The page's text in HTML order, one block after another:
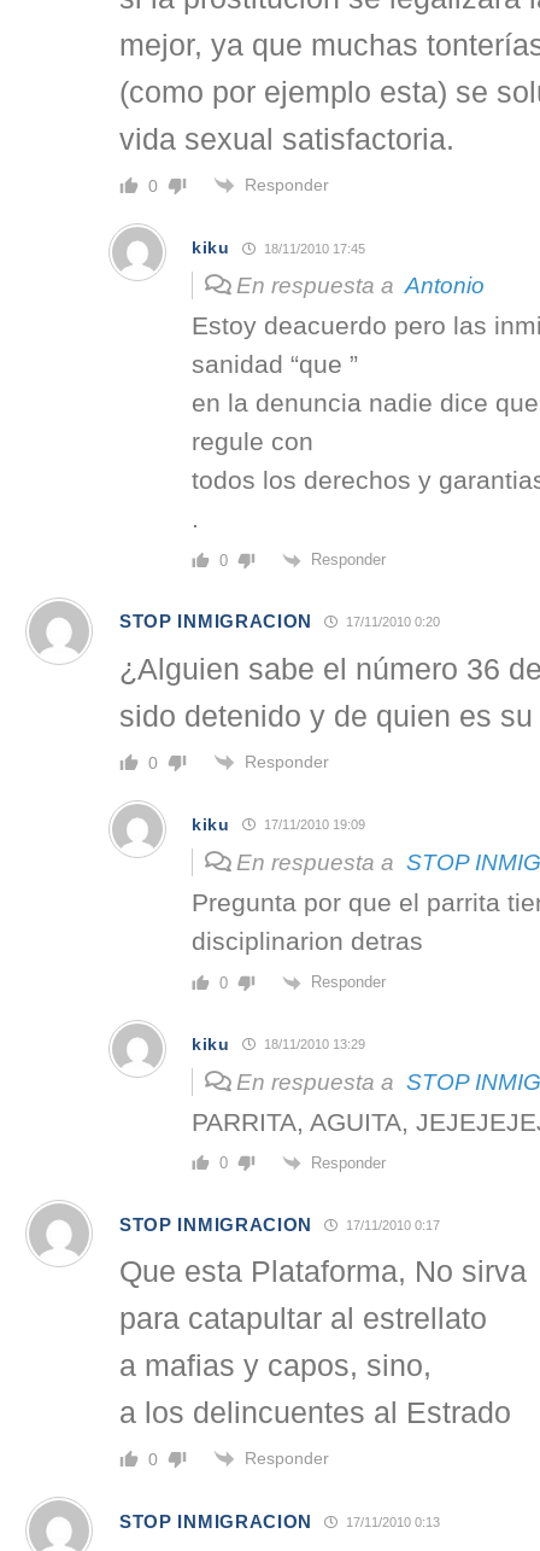
mejor, ya que muchas
(como por ejemplo esta) se
vida sexual satisfactoria.
0 Responder
kiku 18/11/2010 17:45
En respuesta a Antonio
Estoy deacuerdo pero las
sanidad “que ”
en la denuncia nadie dice
regule con
todos los derechos y
.
0 Responder
STOP INMIGRACION 17/11/2010 0:20
¿Alguien sabe el número 36
sido detenido y de quien es
0 Responder
kiku 17/11/2010 19:09
En respuesta a STOP
Pregunta por que el parrita
disciplinarion detras
0 Responder
kiku 18/11/2010 13:29
En respuesta a STOP
PARRITA, AGUITA,
0 Responder
STOP INMIGRACION 17/11/2010 0:17
Que esta Plataforma, No sirva
para catapultar al estrellato
a mafias y capos, sino,
a los delincuentes al Estrado
0 Responder
STOP INMIGRACION 17/11/2010 0:13